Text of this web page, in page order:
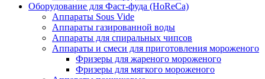
Оборудование для Фаст-фуда (HoReCa)
Аппараты Sous Vide
Аппараты газированной воды
Аппараты для спиральных чипсов
Аппараты и смеси для приготовления мороженого
Фризеры для жареного мороженого
Фризеры для мягкого мороженого